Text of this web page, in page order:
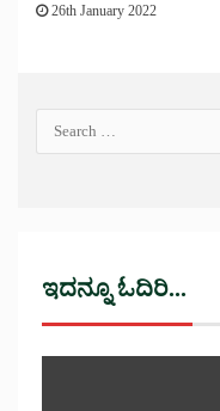
26th January 2022
ಇದನ್ನೂ ಓದಿರಿ...